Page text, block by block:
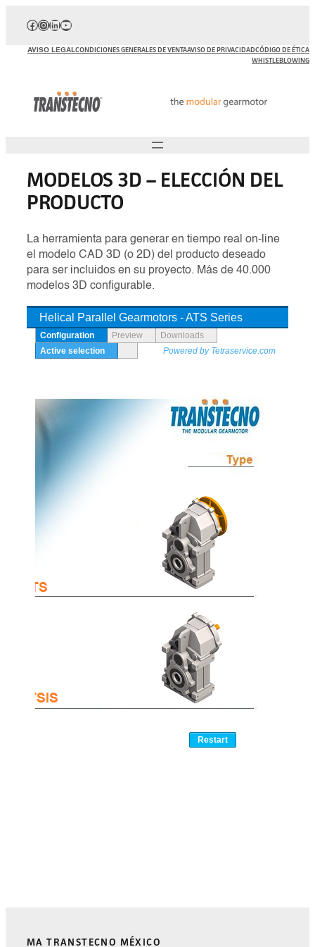
Facebook
Instagram
LinkedIn
YouTube
AVISO LEGALCONDICIONES GENERALES DE VENTAAVISO DE PRIVACIDADCÓDIGO DE ÉTICA
WHISTLEBLOWING
MODELOS 3D – ELECCIÓN DEL
PRODUCTO
La herramienta para generar en tiempo real on-line
el modelo CAD 3D (o 2D) del producto deseado
para ser incluidos en su proyecto. Más de 40.000
modelos 3D configurable.
MA TRANSTECNO MÉXICO